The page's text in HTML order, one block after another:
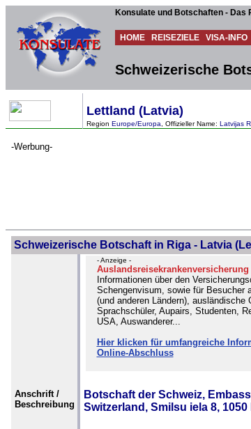
Konsulate und Botschaften - Das
HOME REISEZIELE VISA-INFO
Schweizerische
Lettland (Latvia)
Region Europe/Europa , Offizieller Name: Latvijas
-Werbung-
Schweizerische Botschaft in Riga - Latvia
- Anzeige -
Auslandsreisekrankenversicherung
Informationen über den
Schengenvisum, sowie für Besucher
(und anderen Ländern), ausländische
Sprachschüler, Aupairs, Studenten,
USA, Auswanderer...
Hier klicken für umfangreiche
Online-Abschluss
Anschrift /
Beschreibung
Botschaft der Schweiz,
Switzerland, Smilsu iela 8,